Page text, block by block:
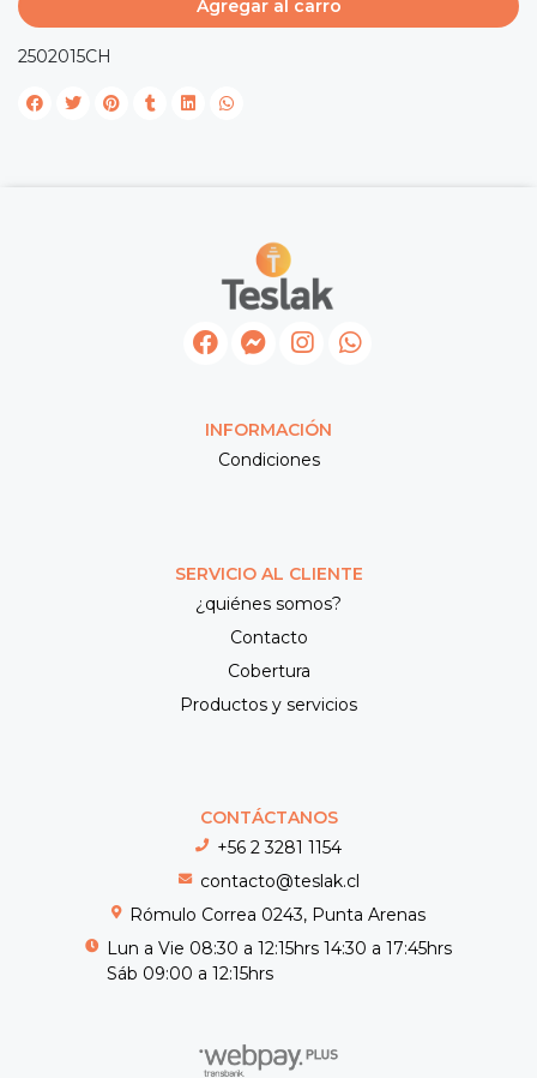
Agregar al carro
2502015CH
INFORMACIÓN
Condiciones
SERVICIO AL CLIENTE
¿quiénes somos?
Contacto
Cobertura
Productos y servicios
CONTÁCTANOS
+56 2 3281 1154
contacto@teslak.cl
Rómulo Correa 0243, Punta Arenas
Lun a Vie 08:30 a 12:15hrs 14:30 a 17:45hrs
Sáb 09:00 a 12:15hrs